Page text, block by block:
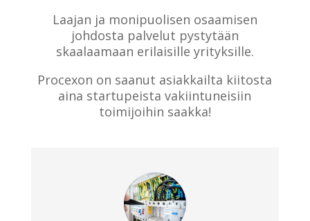
Laajan ja monipuolisen osaamisen
johdosta palvelut pystytään
skaalaamaan erilaisille yrityksille.
Procexon on saanut asiakkailta kiitosta
aina startupeista vakiintuneisiin
toimijoihin saakka!